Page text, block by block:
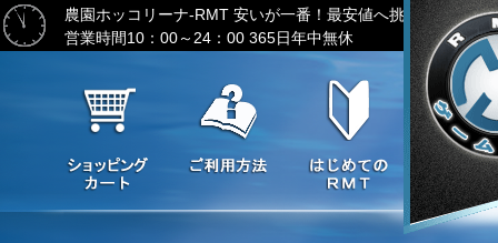
農園ホッコリーナ-RMT 安いが一番！最安値へ挑戦-ゲーム通
営業時間10：00～24：00 365日年中無休